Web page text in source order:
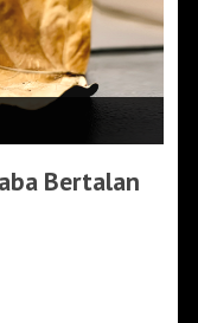
Bertalan